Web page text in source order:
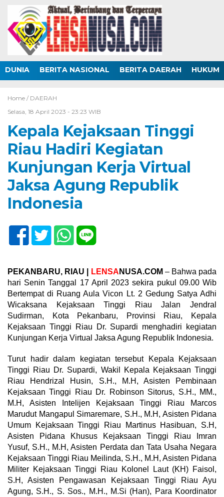
DUNIA BERITA NASIONAL BERITA DAERAH HUKUM
Home / DAERAH
Selasa, 18 April 2023 - 23:23 WIB
Kepala Kejaksaan Tinggi
Riau Hadiri Kegiatan
Kunjungan Kerja Virtual
Jaksa Agung Republik
Indonesia
PEKANBARU, RIAU | LENSA NUSA.COM – Bahwa pada
hari Senin Tanggal 17 April 2023 sekira pukul 09.00 Wib
Bertempat di Ruang Aula Vicon Lt. 2 Gedung Satya Adhi
Wicaksana Kejaksaan Tinggi Riau Jalan Jendral
Sudirman, Kota Pekanbaru, Provinsi Riau, Kepala
Kejaksaan Tinggi Riau Dr. Supardi menghadiri kegiatan
Kunjungan Kerja Virtual Jaksa Agung Republik Indonesia.
Turut hadir dalam kegiatan tersebut Kepala Kejaksaan
Tinggi Riau Dr. Supardi, Wakil Kepala Kejaksaan Tinggi
Riau Hendrizal Husin, S.H., M.H, Asisten Pembinaan
Kejaksaan Tinggi Riau Dr. Robinson Sitorus, S.H., MM.,
M.H, Asisten Intelijen Kejaksaan Tinggi Riau Marcos
Marudut Mangapul Simaremare, S.H., M.H, Asisten Pidana
Umum Kejaksaan Tinggi Riau Martinus Hasibuan, S.H,
Asisten Pidana Khusus Kejaksaan Tinggi Riau Imran
Yusuf, S.H., M.H, Asisten Perdata dan Tata Usaha Negara
Kejaksaan Tinggi Riau Meilinda, S.H., M.H, Asisten Pidana
Militer Kejaksaan Tinggi Riau Kolonel Laut (KH) Faisol,
S.H, Asisten Pengawasan Kejaksaan Tinggi Riau Ayu
Agung, S.H., S. Sos., M.H., M.Si (Han), Para Koordinator